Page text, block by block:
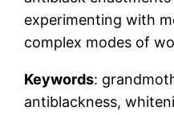
experimenting with
complex modes of
Keywords:
antiblackness,